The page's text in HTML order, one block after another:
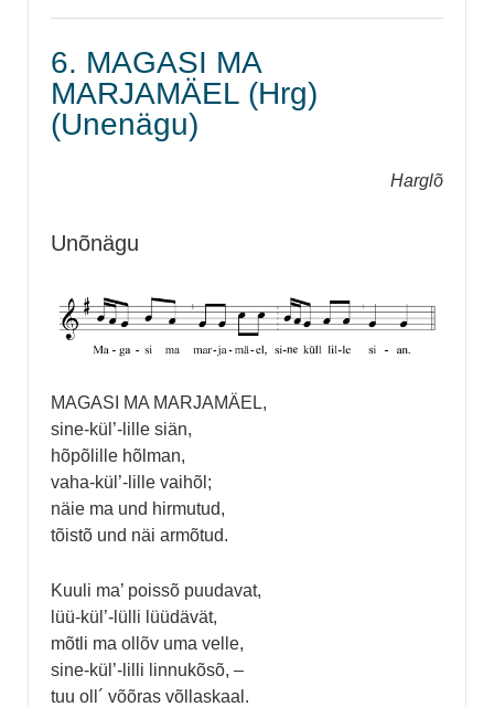
6. MAGASI MA
MARJAMÄEL (Hrg)
(Unenägu)
Harglõ
Unõnägu
MAGASI MA MARJAMÄEL,
sine-kül’-lille siän,
hõpõlille hõlman,
vaha-kül’-lille vaihõl;
näie ma und hirmutud,
tõistõ und näi armõtud.
Kuuli ma’ poissõ puudavat,
lüü-kül’-lülli lüüdävät,
mõtli ma ollõv uma velle,
sine-kül’-lilli linnukõsõ, –
tuu oll´ võõras võllaskaal.